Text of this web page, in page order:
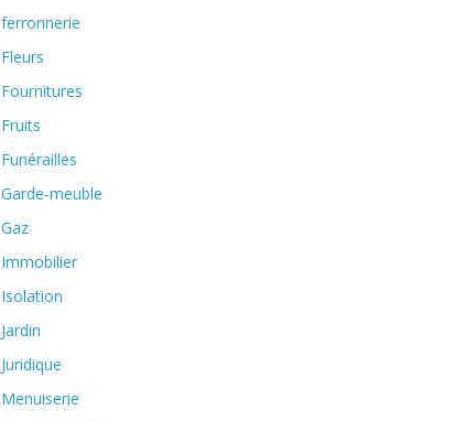
ferronnerie
Fleurs
Fournitures
Fruits
Funérailles
Garde-meuble
Gaz
Immobilier
Isolation
Jardin
Juridique
Menuiserie